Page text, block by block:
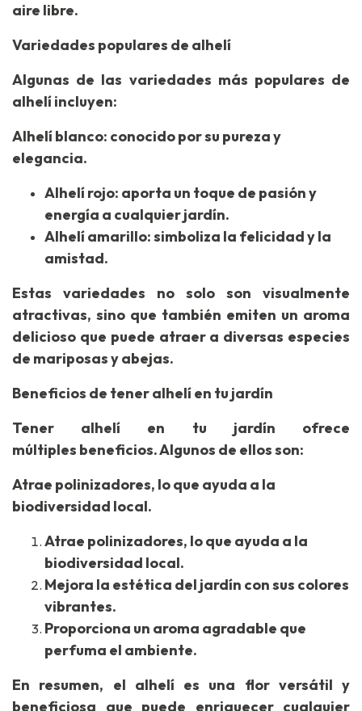
aire libre.
Variedades populares de alhelí
Algunas de las variedades más populares de
alhelí incluyen:
Alhelí blanco: conocido por su pureza y
elegancia.
Alhelí rojo: aporta un toque de pasión y
energía a cualquier jardín.
Alhelí amarillo: simboliza la felicidad y la
amistad.
Estas variedades no solo son visualmente
atractivas, sino que también emiten un aroma
delicioso que puede atraer a diversas especies
de mariposas y abejas.
Beneficios de tener alhelí en tu jardín
Tener alhelí en tu jardín ofrece
múltiples beneficios. Algunos de ellos son:
Atrae polinizadores, lo que ayuda a la
biodiversidad local.
Atrae polinizadores, lo que ayuda a la
biodiversidad local.
Mejora la estética del jardín con sus colores
vibrantes.
Proporciona un aroma agradable que
perfuma el ambiente.
En resumen, el alhelí es una flor versátil y
beneficiosa que puede enriquecer cualquier